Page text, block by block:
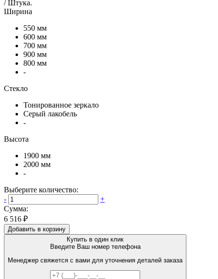
/Штука.
Ширина
550 мм
600 мм
700 мм
900 мм
800 мм
-
Стекло
Тонированное зеркало
Серый лакобель
-
Высота
1900 мм
2000 мм
-
Выберите количество:
-
+
Сумма:
6 516 ₽
Добавить в корзину
Купить в один клик
Введите Ваш номер телефона
Менеджер свяжется с вами для уточнения деталей заказа